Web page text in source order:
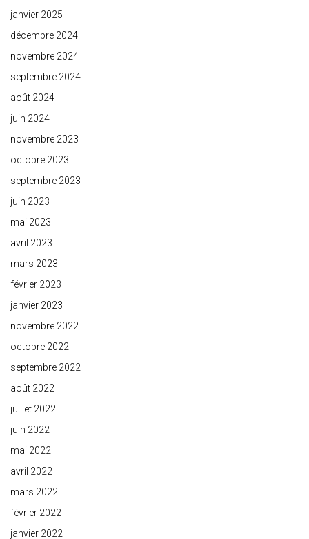
janvier 2025
décembre 2024
novembre 2024
septembre 2024
août 2024
juin 2024
novembre 2023
octobre 2023
septembre 2023
juin 2023
mai 2023
avril 2023
mars 2023
février 2023
janvier 2023
novembre 2022
octobre 2022
septembre 2022
août 2022
juillet 2022
juin 2022
mai 2022
avril 2022
mars 2022
février 2022
janvier 2022